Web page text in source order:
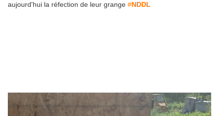
aujourd'hui la réfection de leur grange #NDDL